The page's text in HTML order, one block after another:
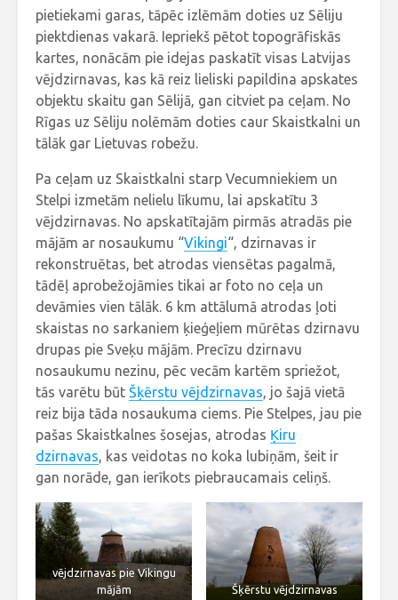
pietiekami garas, tāpēc izlēmām doties uz Sēliju
piektdienas vakarā. Iepriekš pētot topogrāfiskās
kartes, nonācām pie idejas paskatīt visas Latvijas
vējdzirnavas, kas kā reiz lieliski papildina apskates
objektu skaitu gan Sēlijā, gan citviet pa ceļam. No
Rīgas uz Sēliju nolēmām doties caur Skaistkalni un
tālāk gar Lietuvas robežu.
Pa ceļam uz Skaistkalni starp Vecumniekiem un
Stelpi izmetām nelielu līkumu, lai apskatītu 3
vējdzirnavas. No apskatītajām pirmās atradās pie
mājām ar nosaukumu “Vikingi“, dzirnavas ir
rekonstruētas, bet atrodas viensētas pagalmā,
tādēļ aprobežojāmies tikai ar foto no ceļa un
devāmies vien tālāk. 6 km attālumā atrodas ļoti
skaistas no sarkaniem ķieģeļiem mūrētas dzirnavu
drupas pie Sveķu mājām. Precīzu dzirnavu
nosaukumu nezinu, pēc vecām kartēm spriežot,
tās varētu būt Šķērstu vējdzirnavas , jo šajā vietā
reiz bija tāda nosaukuma ciems. Pie Stelpes, jau pie
pašas Skaistkalnes šosejas, atrodas Ķiru
dzirnavas , kas veidotas no koka lubiņām, šeit ir
gan norāde, gan ierīkots piebraucamais celiņš.
vējdzirnavas pie Vikingu
mājām
Šķērstu vējdzirnavas